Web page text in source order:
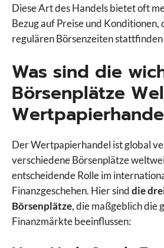
Diese Art des Handels bietet oft
Bezug auf Preise und Konditionen,
regulären Börsenzeiten stattfinden
Was sind die
Börsenplätze
Der Wertpapierhandel ist global
verschiedene Börsenplätze
entscheidende Rolle im
Finanzgeschehen. Hier sinddie
Börsenplätze, die maßgeblich die
Finanzmärkte beeinflussen: